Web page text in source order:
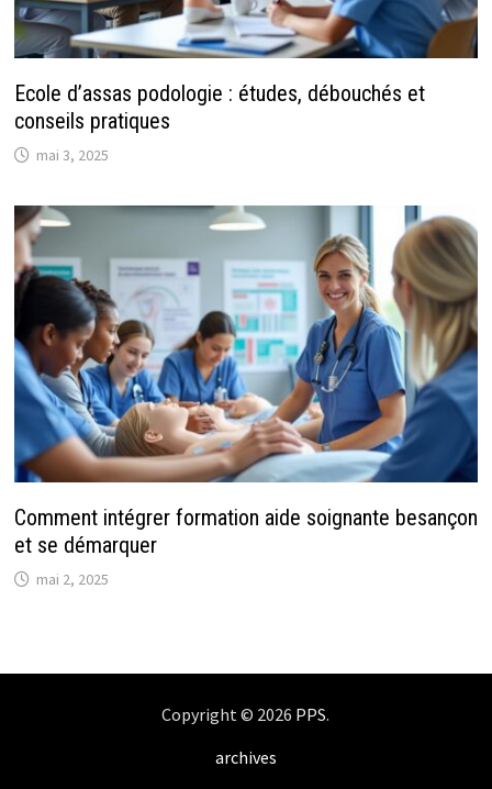
Ecole d’assas podologie : études, débouchés et
conseils pratiques
mai 3, 2025
Comment intégrer formation aide soignante besançon
et se démarquer
mai 2, 2025
Copyright © 2026 PPS.
archives